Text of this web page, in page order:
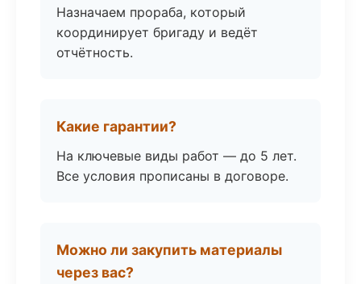
Назначаем прораба, который
координирует бригаду и ведёт
отчётность.
Какие гарантии?
На ключевые виды работ — до 5 лет.
Все условия прописаны в договоре.
Можно ли закупить материалы
через вас?